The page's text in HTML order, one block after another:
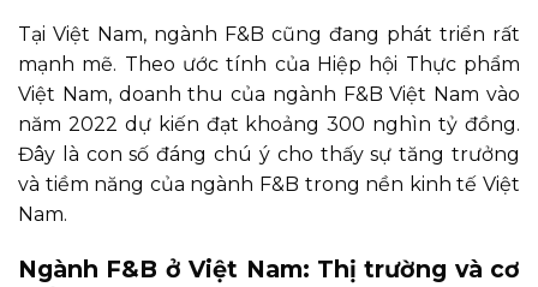
Tại Việt Nam, ngành F&B cũng đang phát triển rất
mạnh mẽ. Theo ước tính của Hiệp hội Thực phẩm
Việt Nam, doanh thu của ngành F&B Việt Nam vào
năm 2022 dự kiến đạt khoảng 300 nghìn tỷ đồng.
Đây là con số đáng chú ý cho thấy sự tăng trưởng
và tiềm năng của ngành F&B trong nền kinh tế Việt
Nam.
Ngành F&B ở Việt Nam: Thị trường và cơ